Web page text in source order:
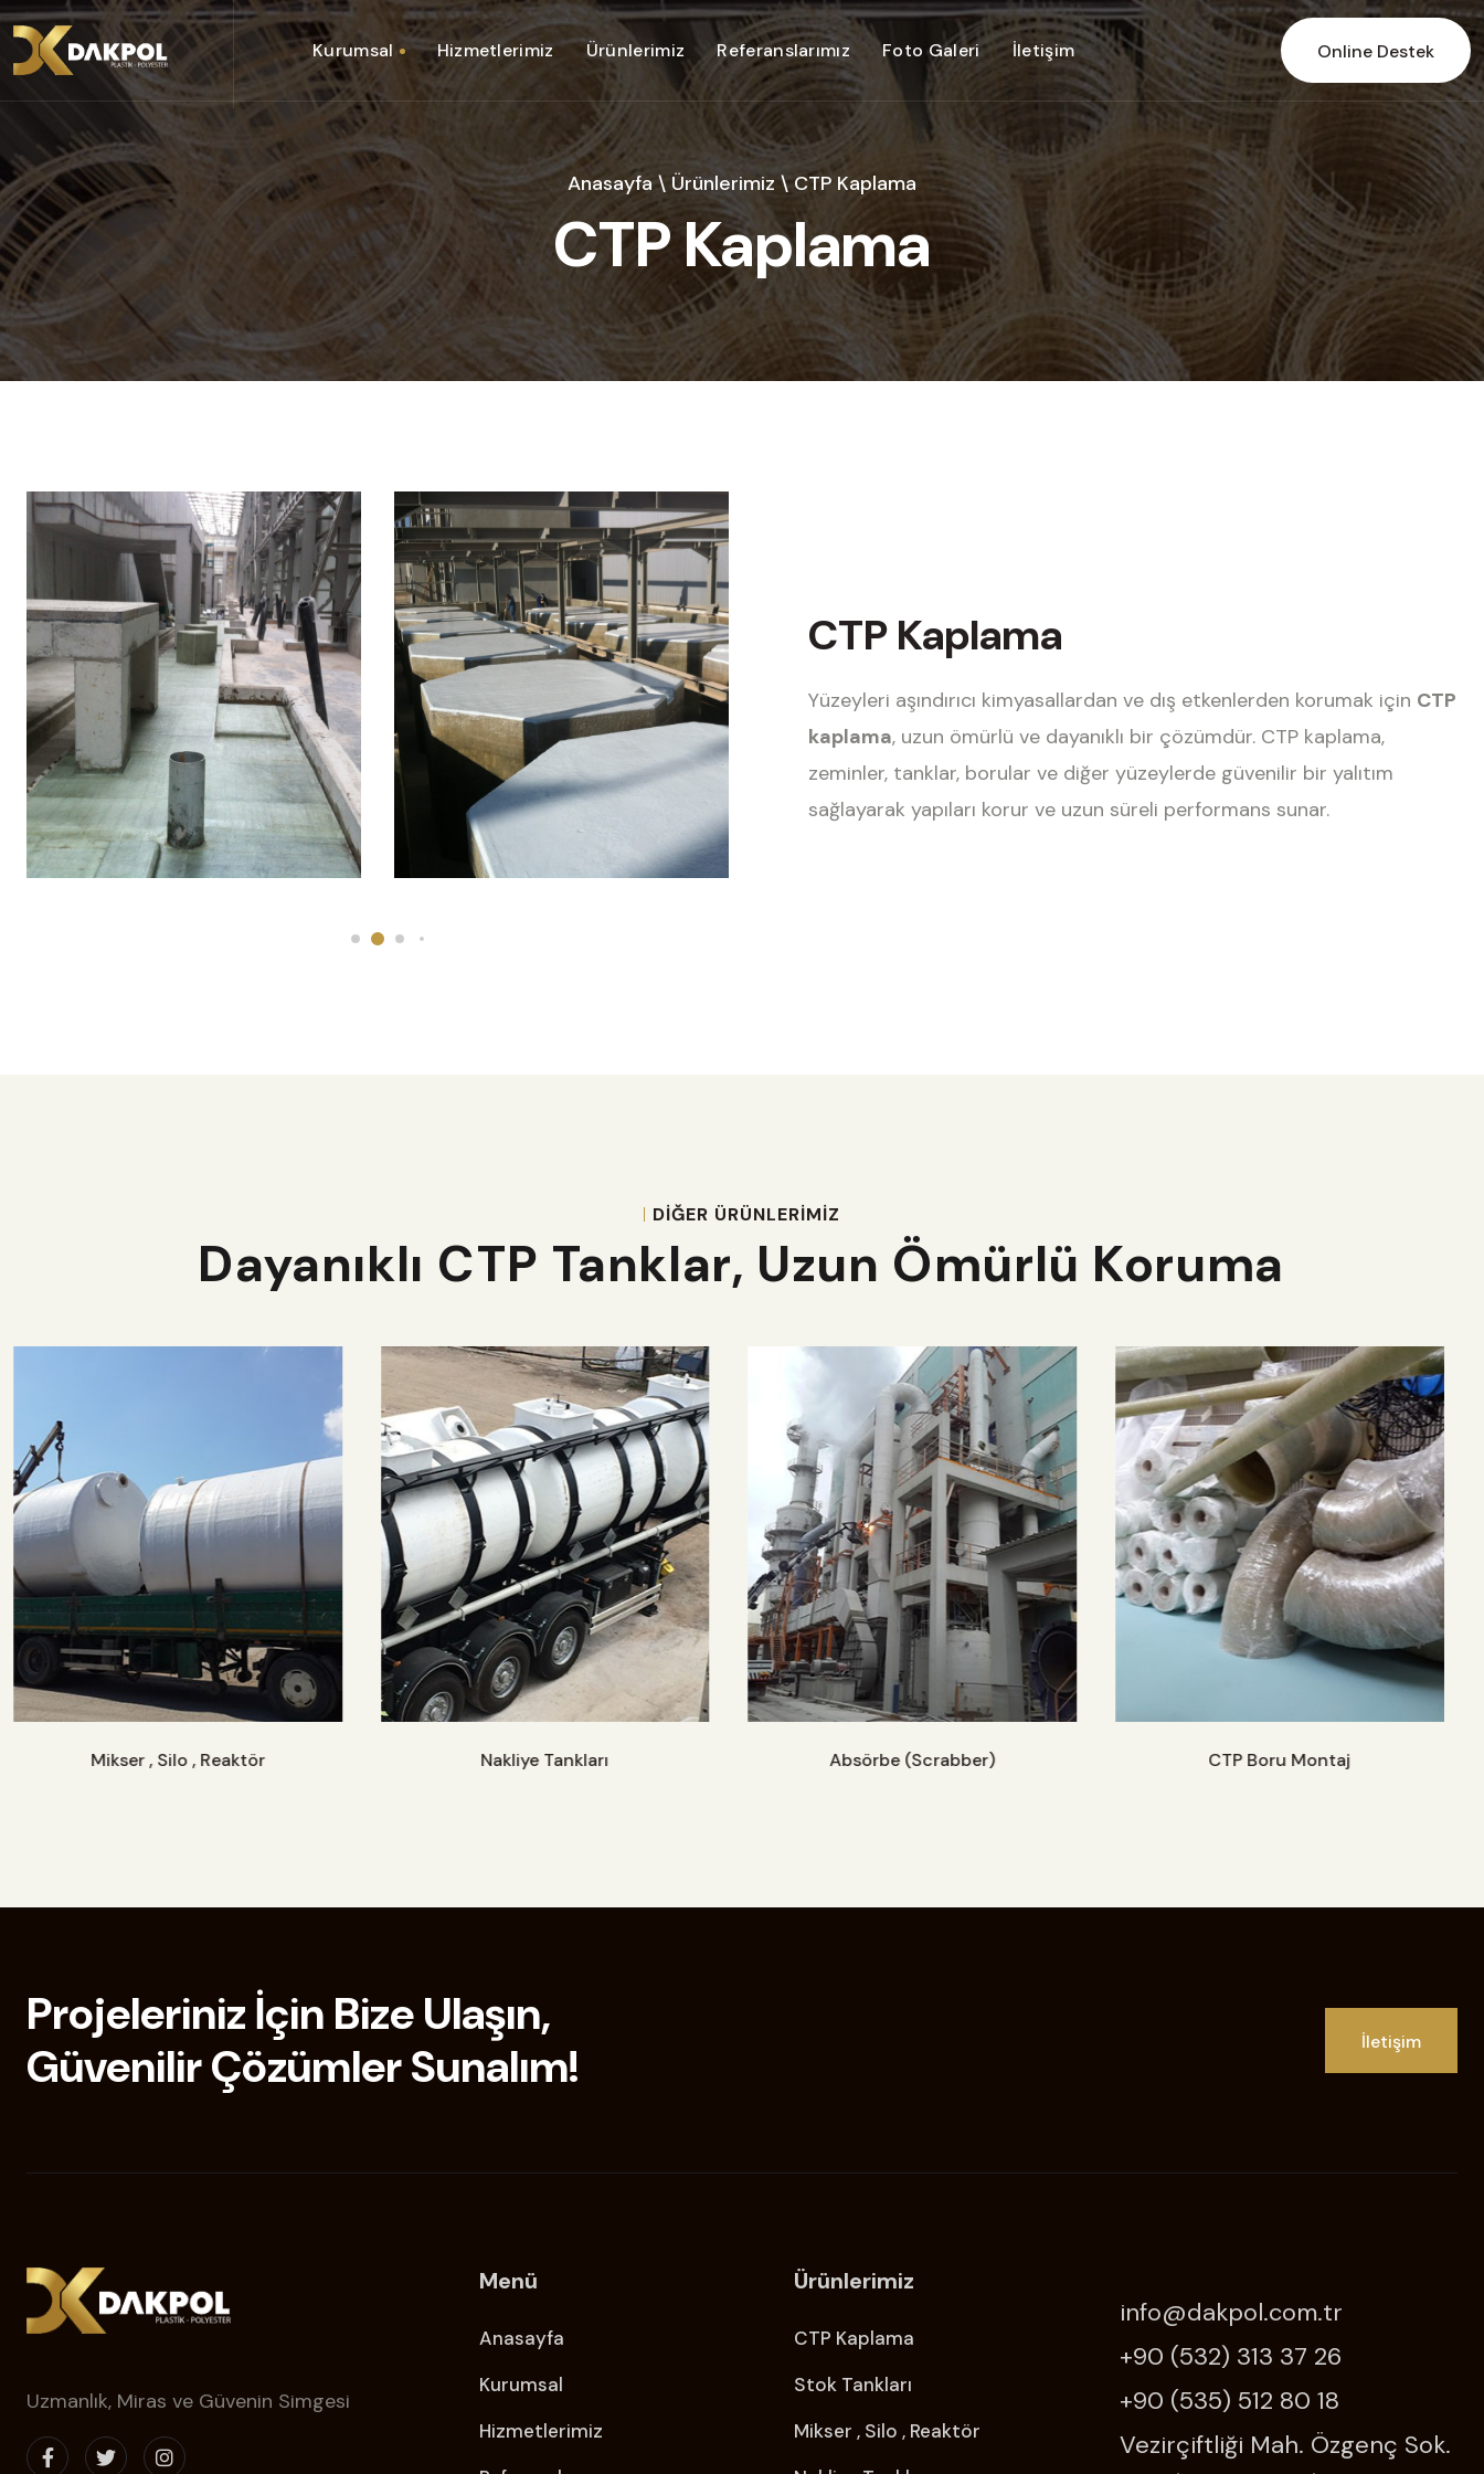
Kurumsal Hizmetlerimiz Ürünlerimiz Referanslarımız Foto Galeri İletişim Online Destek
Anasayfa \ Ürünlerimiz \ CTP Kaplama
CTP Kaplama
CTP Kaplama
Yüzeyleri aşındırıcı kimyasallardan ve dış etkenlerden korumak için CTP
kaplama, uzun ömürlü ve dayanıklı bir çözümdür. CTP kaplama,
zeminler, tanklar, borular ve diğer yüzeylerde güvenilir bir yalıtım
sağlayarak yapıları korur ve uzun süreli performans sunar.
DİĞER ÜRÜNLERİMİZ
Dayanıklı CTP Tanklar, Uzun Ömürlü Koruma
Mikser , Silo , Reaktör Nakliye Tankları Absörbe (Scrabber) CTP Boru Montaj
Projeleriniz İçin Bize Ulaşın,
Güvenilir Çözümler Sunalım!
İletişim
Uzmanlık, Miras ve Güvenin Simgesi
Menü
Anasayfa
Kurumsal
Hizmetlerimiz
Ürünlerimiz
CTP Kaplama
Stok Tankları
Mikser , Silo , Reaktör
info@dakpol.com.tr
+90 (532) 313 37 26
+90 (535) 512 80 18
Vezirçiftliği Mah. Özgenç Sok.